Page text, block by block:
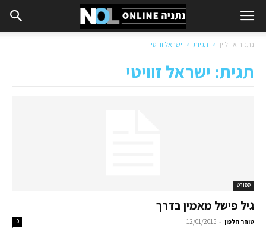
נתניה און ליין תגיות ישראל זוויטי
תגית: ישראל זוויטי
ספורט
גיל פישל מאמין בדרך
טוהר חלפון -
12/01/2015
0